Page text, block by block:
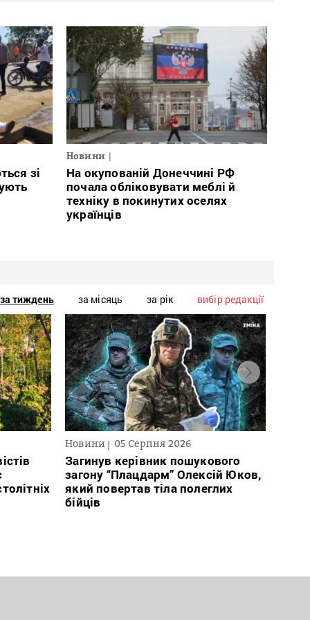
зі
Новини
На окупованій Донеччині РФ
почала обліковувати меблі й
техніку в покинутих оселях
українців
за тиждень за місяць за рік вибір редакції
Новини 05 Серпня 2026
Загинув керівник пошукового
загону “Плацдарм” Олексій Юков,
який повертав тіла полеглих
бійців